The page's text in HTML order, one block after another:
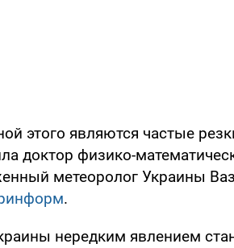
этого являются частые
доктор физико-
метеоролог Украины
.
нередким явлением